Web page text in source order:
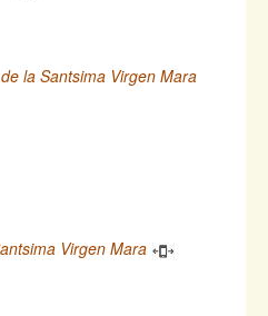
la Santsima Virgen Mara
Virgen Mara